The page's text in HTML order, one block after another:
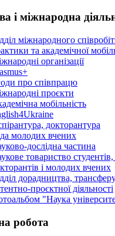
і міжнародна
міжнародного
та академічної
організації
про співпрацю
проєкти
мобільність
докторантура
молодих вчених
дослідна частина
товариство студентів,
і молодих вчених
дорадництва,
проєктної діяльності
"Наука
робота